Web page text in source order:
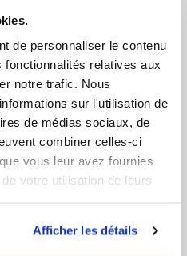
de personnaliser le contenu
relatives aux
notre trafic. Nous
sur l'utilisation de
de médias sociaux, de
combiner celles-ci
vous leur avez fournies
votre utilisation de leurs
Afficher les détails